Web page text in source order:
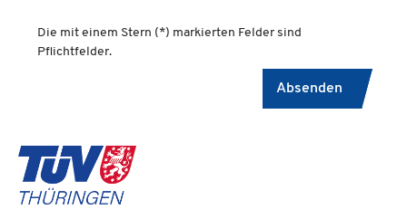
Die mit einem Stern (*) markierten Felder sind
Pflichtfelder.
Absenden